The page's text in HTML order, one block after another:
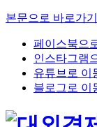
본문으로 바로가기
페이스북으
인스타그램
유튜브로 이
블로그로 이